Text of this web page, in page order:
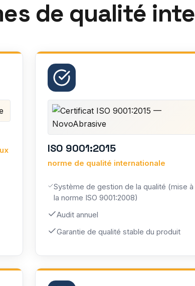
de qualité
ISO 9001:2015
norme de qualité internationale
Système de gestion de la qualité (mise à
la norme ISO 9001:2008)
Audit annuel
Garantie de qualité stable du produit